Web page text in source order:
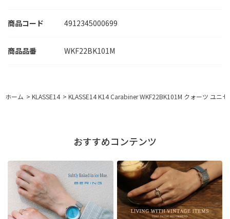
商品コード 4912345000699
WKF22BK101M
ホーム > KLASSE14 > KLASSE14 K14 Carabiner WKF22BK101M クォーツ ユニ
おすすめコンテンツ